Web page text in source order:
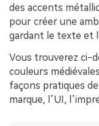
des accents
pour créer une
gardant le texte et
Vous trouverez ci-
couleurs
façons pratiques
marque, l’UI,